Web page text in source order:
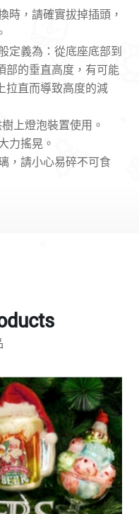
時，請確實拔掉插頭，
定義為：從底座底部到
部的垂直高度，有可能
拉直而導致高度的減
上燈泡裝置使用。
力搖晃。
，請小心易碎不可食